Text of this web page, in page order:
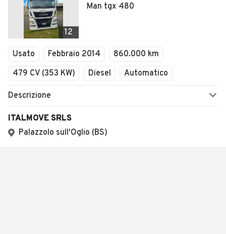
12
Man tgx 480
Usato Febbraio 2014
860.000 km
479 CV (353 KW)
Diesel Automatico
Descrizione
ITALMOVE SRLS
Palazzolo sull'Oglio (BS)